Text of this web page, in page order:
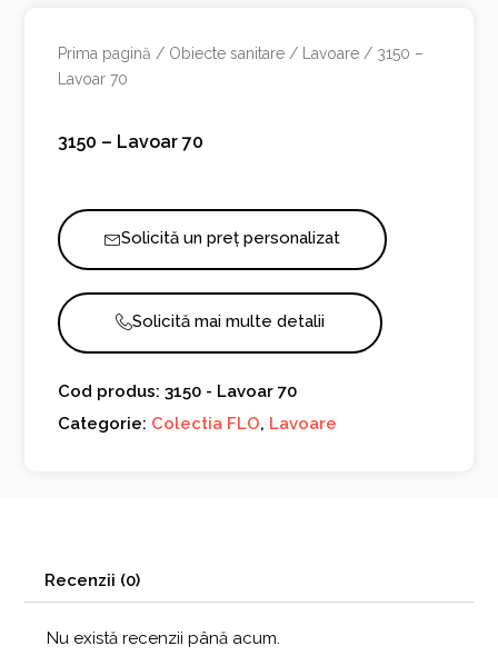
Prima pagină / Obiecte sanitare / Lavoare / 3150 –
Lavoar 70
3150 – Lavoar 70
Solicită un preț personalizat
Solicită mai multe detalii
Cod produs: 3150 - Lavoar 70
Categorie: Colectia FLO, Lavoare
Recenzii (0)
Nu există recenzii până acum.